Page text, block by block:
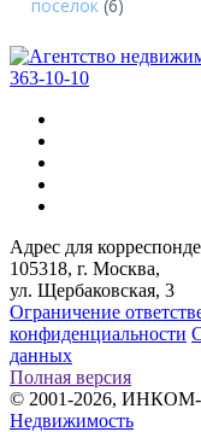
поселок (6)
363-10-10
Адрес для
105318, г. Москва,
ул. Щербаковская, 3
Ограничение
конфиденциальности
данных
Полная версия
© 2001-2026, ИНКОМ-
Недвижимость